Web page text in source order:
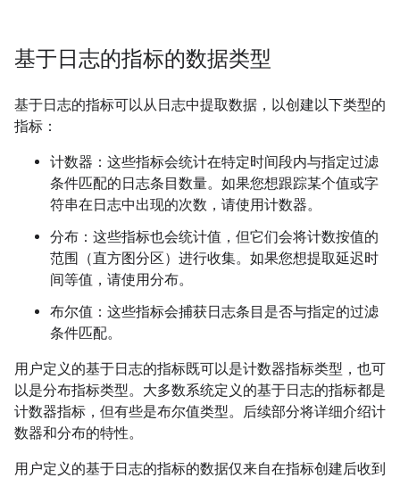
基于日志的指标的数据类型
基于日志的指标可以从日志中提取数据，以创建以下类型的
指标：
计数器：这些指标会统计在特定时间段内与指定过滤
条件匹配的日志条目数量。如果您想跟踪某个值或字
符串在日志中出现的次数，请使用计数器。
分布：这些指标也会统计值，但它们会将计数按值的
范围（直方图分区）进行收集。如果您想提取延迟时
间等值，请使用分布。
布尔值：这些指标会捕获日志条目是否与指定的过滤
条件匹配。
用户定义的基于日志的指标既可以是计数器指标类型，也可
以是分布指标类型。大多数系统定义的基于日志的指标都是
计数器指标，但有些是布尔值类型。后续部分将详细介绍计
数器和分布的特性。
用户定义的基于日志的指标的数据仅来自在指标创建后收到